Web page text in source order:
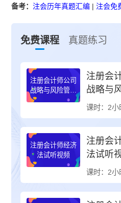
备考： 注会历年真题汇编 | 注会免
免费课程 真题练习
注册会计师公司
战略与风险管理
注册会
战略与
试听视
课时：2小
注册会计师经济
法试听视频
注册会
法试听
课时：2小